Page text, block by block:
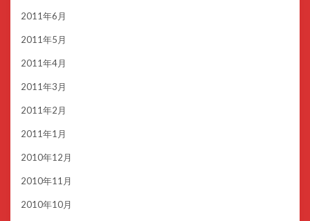
2011年6月
2011年5月
2011年4月
2011年3月
2011年2月
2011年1月
2010年12月
2010年11月
2010年10月